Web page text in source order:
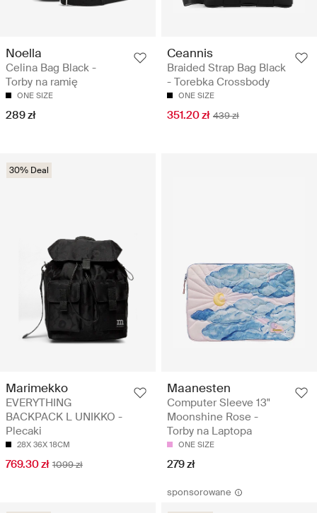
Noella
Celina Bag Black -
Torby na ramię
ONE SIZE
289 zł
Ceannis
Braided Strap Bag Black
- Torebka Crossbody
ONE SIZE
351.20 zł 439 zł
30% Deal
Marimekko
EVERYTHING
BACKPACK L UNIKKO -
Plecaki
28X 36X 18CM
769.30 zł 1099 zł
Maanesten
Computer Sleeve 13"
Moonshine Rose -
Torby na Laptopa
ONE SIZE
279 zł
sponsorowane